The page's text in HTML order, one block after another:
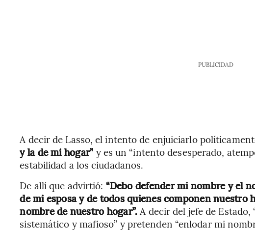
PUBLICIDAD
A decir de Lasso, el intento de enjuiciarlo
y la de mi hogar” y es un “intento desesperado,
estabilidad a los ciudadanos.
De allí que advirtió: “Debo defender mi nombre y el
de mi esposa y de todos quienes componen nuestro
nombre de nuestro hogar”. A decir del jefe de
sistemático y mafioso” y pretenden “enlodar mi